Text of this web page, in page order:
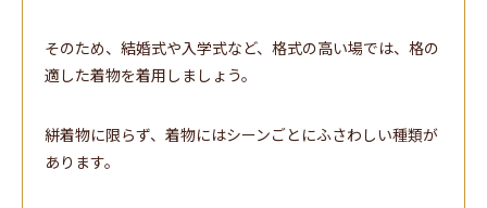
そのため、結婚式や入学式など、格式の高い場では、格の
適した着物を着用しましょう。
絣着物に限らず、着物にはシーンごとにふさわしい種類が
あります。